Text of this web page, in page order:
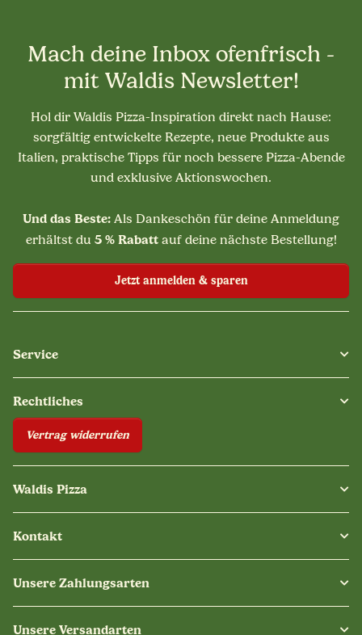
Mach deine Inbox ofenfrisch -
mit Waldis Newsletter!
Hol dir Waldis Pizza-Inspiration direkt nach Hause:
sorgfältig entwickelte Rezepte, neue Produkte aus
Italien, praktische Tipps für noch bessere Pizza-Abende
und exklusive Aktionswochen.
Und das Beste: Als Dankeschön für deine Anmeldung
erhältst du 5 % Rabattauf deine nächste Bestellung!
Jetzt anmelden & sparen
Service
Rechtliches
Vertrag widerrufen
Waldis Pizza
Kontakt
Unsere Zahlungsarten
Unsere Versandarten